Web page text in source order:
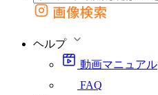
外部サイトの商品をカートに追加
画像検索
ヘルプ
動画マニュアル
FAQ